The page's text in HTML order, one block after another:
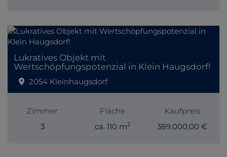
Lukratives Objekt mit
Wertschöpfungspotenzial in Klein Haugsdorf!
2054 Kleinhaugsdorf
Zimmer
3
Fläche
ca. 110 m2
Kaufpreis
389.000,00 €